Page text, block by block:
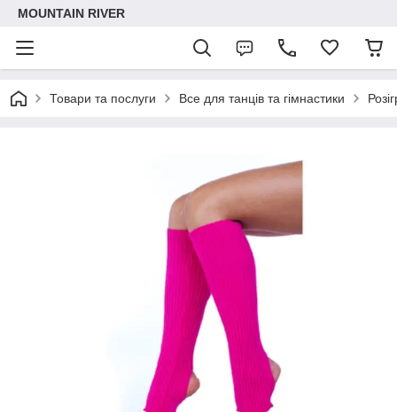
MOUNTAIN RIVER
Товари та послуги Все для танців та гімнастики